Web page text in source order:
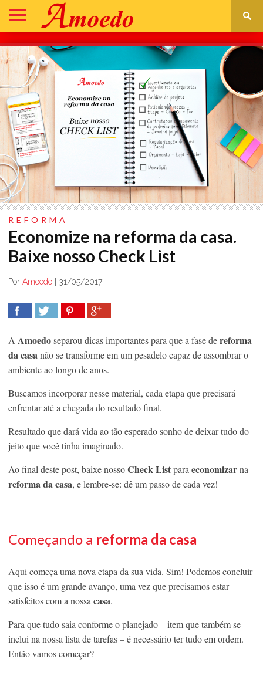
DECORAÇÃO
CONSTRUÇÃO
REFORMA
IR
PARA
LOJA
ASSISTÊNCIA
TÉCNICA
REFORMA
Economize na reforma da casa.
Baixe nosso Check List
Por Amoedo | 31/05/2017
A Amoedoseparou dicas importantes para que a fase dereforma
da casa não se transforme em um pesadelo capaz de assombrar o
ambiente ao longo de anos.
Buscamos incorporar nesse material, cada etapa que precisará
enfrentar até a chegada do resultado final.
Resultado que dará vida ao tão esperado sonho de deixar tudo do
jeito que você tinha imaginado.
Ao final deste post, baixe nossoCheck Listpara economizarna
reforma da casa, e lembre-se: dê um passo de cada vez!
Começando a reforma da casa
Aqui começa uma nova etapa da sua vida. Sim! Podemos concluir
que isso é um grande avanço, uma vez que precisamos estar
satisfeitos com a nossa casa.
Para que tudo saia conforme o planejado – item que também se
inclui na nossa lista de tarefas – é necessário ter tudo em ordem.
Então vamos começar?